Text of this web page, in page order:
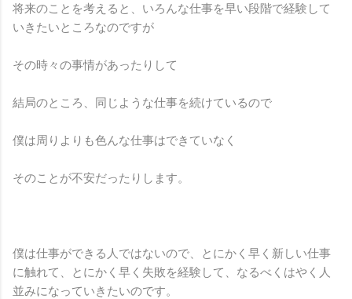
将来のことを考えると、いろんな仕事を早い段階で経験して
いきたいところなのですが
その時々の事情があったりして
結局のところ、同じような仕事を続けているので
僕は周りよりも色んな仕事はできていなく
そのことが不安だったりします。
僕は仕事ができる人ではないので、とにかく早く新しい仕事
に触れて、とにかく早く失敗を経験して、なるべくはやく人
並みになっていきたいのです。